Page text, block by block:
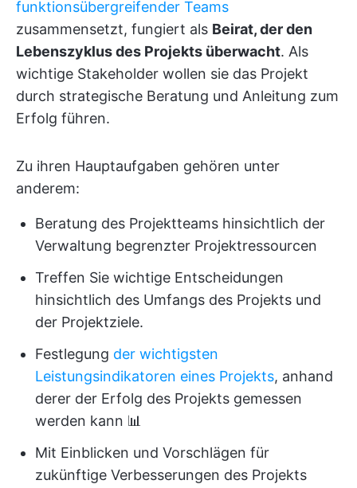
funktionsübergreifender Teams
zusammensetzt, fungiert als Beirat, der den
Lebenszyklus des Projekts überwacht. Als
wichtige Stakeholder wollen sie das Projekt
durch strategische Beratung und Anleitung zum
Erfolg führen.
Zu ihren Hauptaufgaben gehören unter
anderem:
Beratung des Projektteams hinsichtlich der
Verwaltung begrenzter Projektressourcen
Treffen Sie wichtige Entscheidungen
hinsichtlich des Umfangs des Projekts und
der Projektziele.
Festlegung der wichtigsten
Leistungsindikatoren eines Projekts, anhand
derer der Erfolg des Projekts gemessen
werden kann 📊
Mit Einblicken und Vorschlägen für
zukünftige Verbesserungen des Projekts